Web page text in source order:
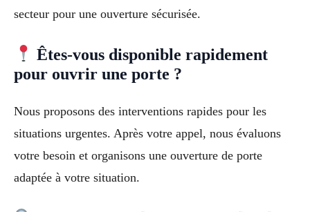
secteur pour une ouverture sécurisée.
Êtes-vous disponible rapidement
pour ouvrir une porte ?
Nous proposons des interventions rapides pour les
situations urgentes. Après votre appel, nous évaluons
votre besoin et organisons une ouverture de porte
adaptée à votre situation.